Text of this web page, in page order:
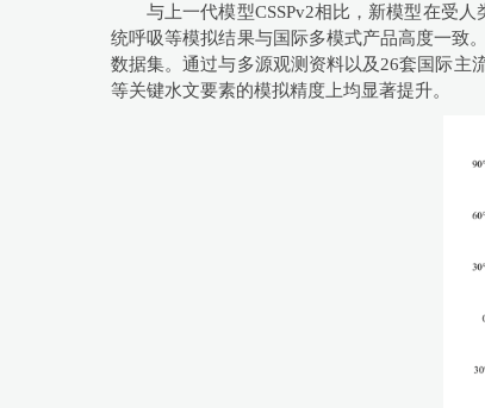
与上一代模型CSSPv2相比，新模型在受
统呼吸等模拟结果与国际多模式产品高度一致
数据集。通过与多源观测资料以及26套国际主
等关键水文要素的模拟精度上均显著提升。